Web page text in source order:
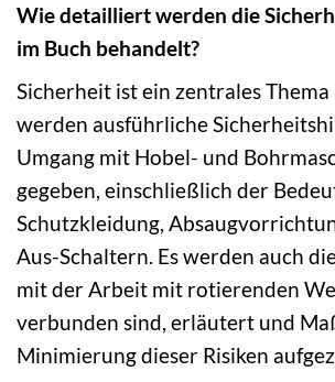
Wie detailliert werden die
im Buch behandelt?
Sicherheit ist ein zentrales Thema
werden ausführliche
Umgang mit Hobel- und
gegeben, einschließlich der
Schutzkleidung,
Aus-Schaltern. Es werden auch
mit der Arbeit mit rotierenden
verbunden sind, erläutert und
Minimierung dieser Risiken